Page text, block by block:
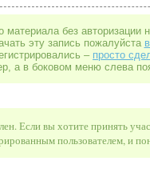
материала без авторизации
эту запись пожалуйста
– просто
а в боковом меню слева
Если вы хотите принять
пользователем, и